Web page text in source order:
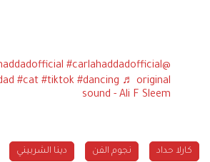
@carlahaddadofficial
#carlahaddadofficial
#cat #tiktok #dancing ♬ original
sound - Ali F Sleem
كارلا حداد نجوم الفن دينا الشربيني